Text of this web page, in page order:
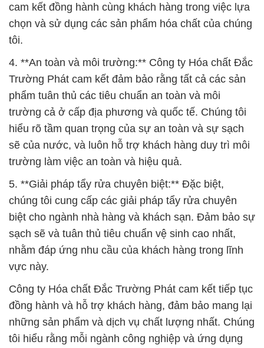
cam kết đồng hành cùng khách hàng trong việc lựa
chọn và sử dụng các sản phẩm hóa chất của chúng
tôi.
4. **An toàn và môi trường:** Công ty Hóa chất Đắc
Trường Phát cam kết đảm bảo rằng tất cả các sản
phẩm tuân thủ các tiêu chuẩn an toàn và môi
trường cả ở cấp địa phương và quốc tế. Chúng tôi
hiểu rõ tầm quan trọng của sự an toàn và sự sạch
sẽ của nước, và luôn hỗ trợ khách hàng duy trì môi
trường làm việc an toàn và hiệu quả.
5. **Giải pháp tẩy rửa chuyên biệt:** Đặc biệt,
chúng tôi cung cấp các giải pháp tẩy rửa chuyên
biệt cho ngành nhà hàng và khách sạn. Đảm bảo sự
sạch sẽ và tuân thủ tiêu chuẩn vệ sinh cao nhất,
nhằm đáp ứng nhu cầu của khách hàng trong lĩnh
vực này.
Công ty Hóa chất Đắc Trường Phát cam kết tiếp tục
đồng hành và hỗ trợ khách hàng, đảm bảo mang lại
những sản phẩm và dịch vụ chất lượng nhất. Chúng
tôi hiểu rằng mỗi ngành công nghiệp và ứng dụng